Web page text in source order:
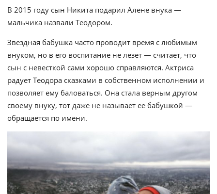
В 2015 году сын Никита подарил Алене внука —
мальчика назвали Теодором.
Звездная бабушка часто проводит время с любимым
внуком, но в его воспитание не лезет — считает, что
сын с невесткой сами хорошо справляются. Актриса
радует Теодора сказками в собственном исполнении и
позволяет ему баловаться. Она стала верным другом
своему внуку, тот даже не называет ее бабушкой —
обращается по имени.